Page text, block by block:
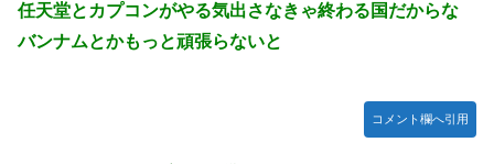
任天堂とカプコンがやる気出さなきゃ終わる国だからな
バンナムとかもっと頑張らないと
コメント欄へ引用